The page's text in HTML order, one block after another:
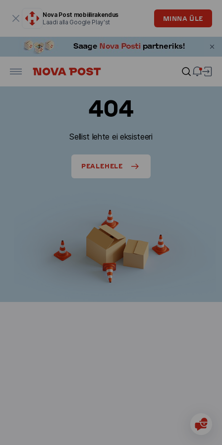
Nova Post mobiilirakendus
Laadi alla Google Play'st
MINNA ÜLE
404
Sellist lehte ei eksisteeri
PEALEHELE